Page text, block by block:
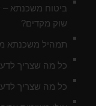
ביטוח משכנתא –
שוק מקדים?
תמהיל משכנתא
כל מה שצריך
כל מה שצריך